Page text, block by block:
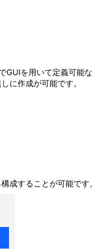
を用いて定義可能
に作成が可能です。
成することが可能です。